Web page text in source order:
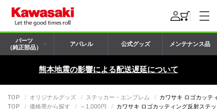
パーツ
（純正部品）
アパレル 公式グッズ メンテナンス品
熊本地震の影響による配送遅延について
TOP オリジナルグッズ ステッカー・エンブレム カワサキ ロゴカッテ
TOP 価格帯から探す ～1,000円 カワサキ ロゴカッティング反射ステ